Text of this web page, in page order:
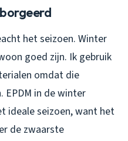
het seizoen. Winter
goed zijn. Ik gebruik
omdat die
EPDM in de winter
ideale seizoen, want het
de zwaarste